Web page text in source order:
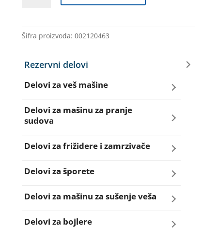
WHIRLPOOL
količina
Šifra proizvoda: 002120463
Rezervni delovi
Delovi za veš mašine
Amortizeri za veš mašinu
Delovi za mašinu za pranje
sudova
Creva za sudo mašine
Dihtunzi za sudo mašine
Elektroventili za sudo mašine
Filteri za sudo mašine
Delovi za frižidere i zamrzivače
Aqua filteri za frižidere
Dihtunzi za frižidere i zamrzivače
Elektronika za frižidere i zamrzivače
Delovi za šporete
Dihtunzi za šporete
Dugmad za šporete
Delovi za mašinu za sušenje veša
Dihtunzi mašine za sušenje veša
Delovi za bojlere